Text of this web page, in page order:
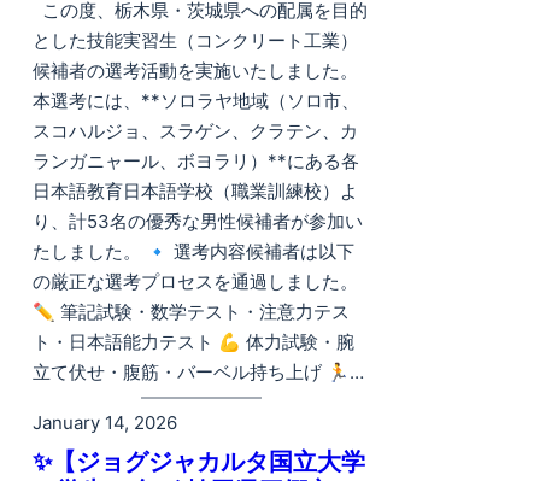
この度、栃木県・茨城県への配属を目的
とした技能実習生（コンクリート工業）
候補者の選考活動を実施いたしました。
本選考には、**ソロラヤ地域（ソロ市、
スコハルジョ、スラゲン、クラテン、カ
ランガニャール、ボヨラリ）**にある各
日本語教育日本語学校（職業訓練校）よ
り、計53名の優秀な男性候補者が参加い
たしました。 🔹 選考内容候補者は以下
の厳正な選考プロセスを通過しました。
✏️ 筆記試験・数学テスト・注意力テス
ト・日本語能力テスト 💪 体力試験・腕
立て伏せ・腹筋・バーベル持ち上げ 🏃…
January 14, 2026
✨【ジョグジャカルタ国立大学